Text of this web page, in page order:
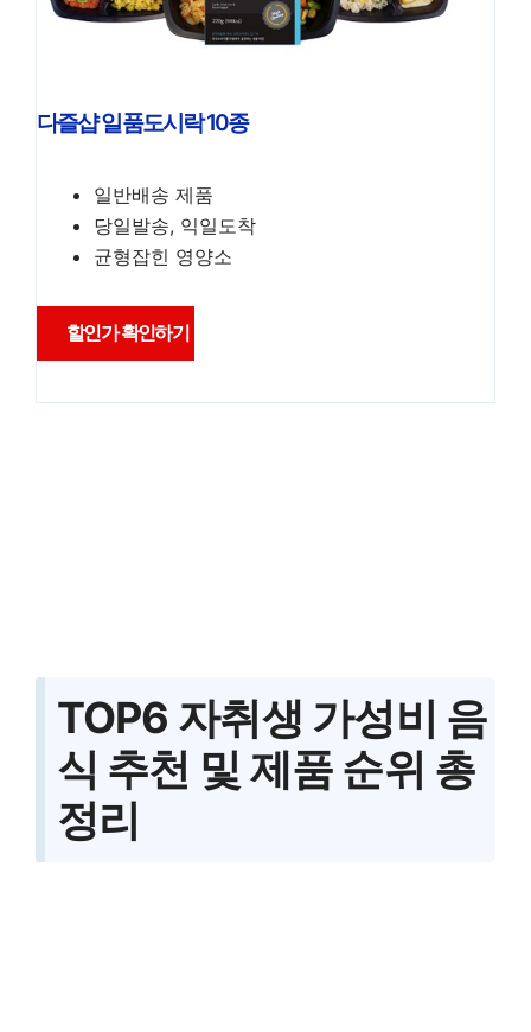
다즐샵 일품도시락 10종
일반배송 제품
당일발송, 익일도착
균형잡힌 영양소
할인가 확인하기
TOP6 자취생 가성비 음
식 추천 및 제품 순위 총
정리